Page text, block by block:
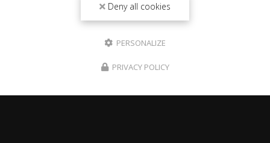
Deny all cookies
PERSONALIZE
PRIVACY POLICY